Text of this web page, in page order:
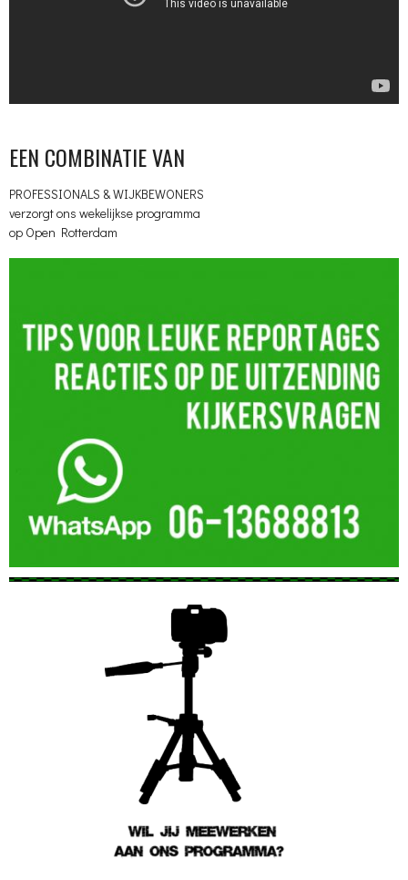
EEN COMBINATIE VAN
PROFESSIONALS & WIJKBEWONERS
verzorgt ons wekelijkse programma
op Open Rotterdam